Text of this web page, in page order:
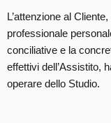
L’attenzione al
professionale
conciliative e la
effettivi dell’Assistito,
operare dello Studio.